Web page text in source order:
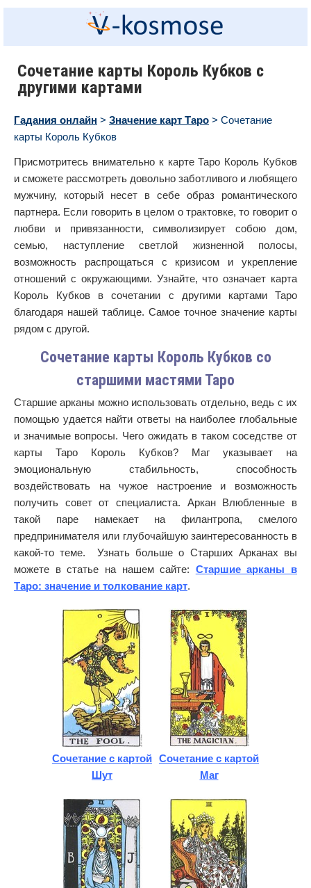
Сочетание карты Король Кубков с
другими картами
Гадания онлайн > Значение карт Таро > Сочетание
карты Король Кубков
Присмотритесь внимательно к карте Таро Король Кубков
и сможете рассмотреть довольно заботливого и любящего
мужчину, который несет в себе образ романтического
партнера. Если говорить в целом о трактовке, то говорит о
любви и привязанности, символизирует собою дом,
семью, наступление светлой жизненной полосы,
возможность распрощаться с кризисом и укрепление
отношений с окружающими. Узнайте, что означает карта
Король Кубков в сочетании с другими картами Таро
благодаря нашей таблице. Самое точное значение карты
рядом с другой.
Сочетание карты Король Кубков со
старшими мастями Таро
Старшие арканы можно использовать отдельно, ведь с их
помощью удается найти ответы на наиболее глобальные
и значимые вопросы. Чего ожидать в таком соседстве от
карты Таро Король Кубков? Маг указывает на
эмоциональную стабильность, способность
воздействовать на чужое настроение и возможность
получить совет от специалиста. Аркан Влюбленные в
такой паре намекает на филантропа, смелого
предпринимателя или глубочайшую заинтересованность в
какой-то теме. Узнать больше о Старших Арканах вы
можете в статье на нашем сайте: Старшие арканы в
Таро: значение и толкование карт.
Сочетание с картой
Шут
Сочетание с картой
Маг